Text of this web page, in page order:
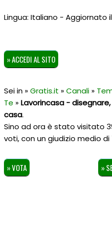
Lingua: Italiano - Aggiornato
» ACCEDI AL SITO
Sei in »Gratis.it »Canali»
Te »Lavorincasa -
casa.
Sino ad ora è stato visitato
voti, con un giudizio medio di
» VOTA »